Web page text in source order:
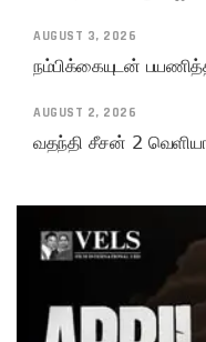
AUGUST 3, 2026
நம்பிக்கையுடன்
AUGUST 2, 2026
வதந்தி சீசன் 2